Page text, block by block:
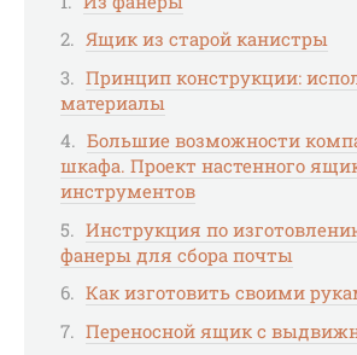
Ящик из старой канистры
Принцип конструкции:
материалы
Большие возможности
шкафа. Проект настенного
инструментов
Инструкция по
фанеры для сбора почты
Как изготовить своими
Переносной ящик с